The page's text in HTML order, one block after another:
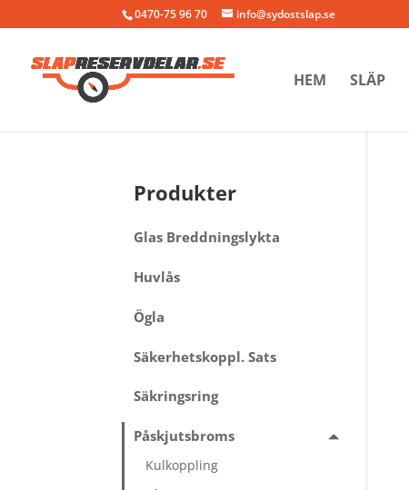
0470-75 96 70 info@sydostslap.se
HEM SLÄP
Produkter
Glas Breddningslykta
Huvlås
Ögla
Säkerhetskoppl. Sats
Säkringsring
Påskjutsbroms
Kulkoppling